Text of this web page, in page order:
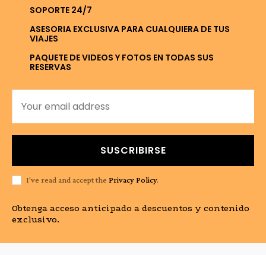
SOPORTE 24/7
ASESORIA EXCLUSIVA PARA CUALQUIERA DE TUS
VIAJES
PAQUETE DE VIDEOS Y FOTOS EN TODAS SUS
RESERVAS
SUSCRIBIRSE
I've read and accept the Privacy Policy.
Obtenga acceso anticipado a descuentos y contenido
exclusivo.